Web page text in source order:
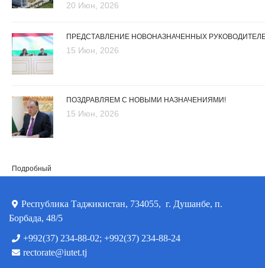
20 Июн, 2026
ПРЕДСТАВЛЕНИЕ НОВОНАЗНАЧЕННЫХ
15 Июн, 2026
ПОЗДРАВЛЯЕМ С НОВЫМИ НАЗНАЧЕНИЯМИ!
15 Июн, 2026
Подробный
Республика Таджикистан, 734055, г. Душанбе, п.
Борбада, 48/5
+992(37) 234-88-02; +992(37) 234-88-24
rectorate@iutet.tj